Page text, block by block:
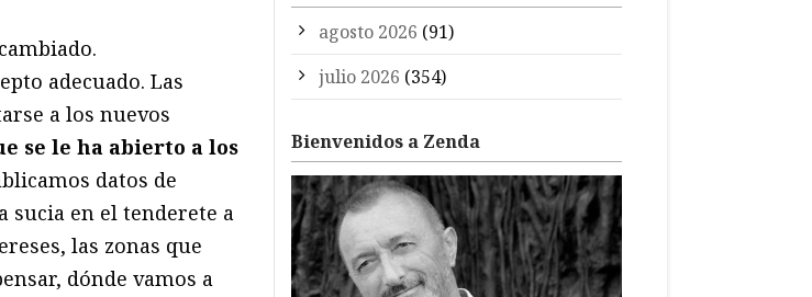
adecuado. Las
a los nuevos
se le ha abierto a los
datos de
sucia en el tenderete a
las zonas que
dónde vamos a
agosto 2026 (91)
julio 2026 (354)
Bienvenidos a Zenda